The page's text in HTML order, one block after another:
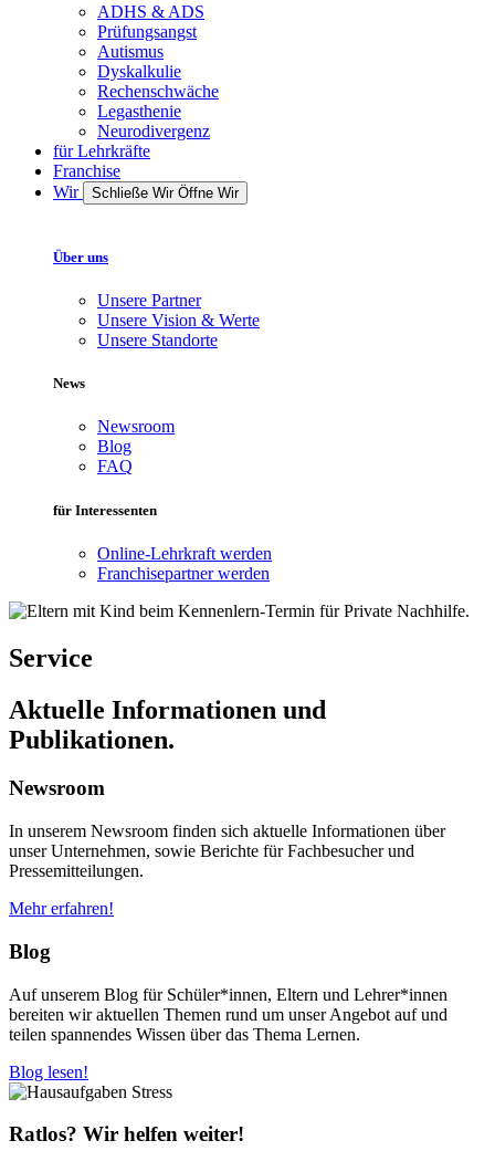
ADHS & ADS
Prüfungsangst
Autismus
Dyskalkulie
Rechenschwäche
Legasthenie
Neurodivergenz
für Lehrkräfte
Franchise
Wir
Schließe Wir Öffne Wir
Über uns
Unsere Partner
Unsere Vision & Werte
Unsere Standorte
News
Newsroom
Blog
FAQ
für Interessenten
Online-Lehrkraft werden
Franchisepartner werden
Service
Aktuelle Informationen und
Publikationen.
Newsroom
In unserem Newsroom finden sich aktuelle Informationen über
unser Unternehmen, sowie Berichte für Fachbesucher und
Pressemitteilungen.
Mehr erfahren!
Blog
Auf unserem Blog für Schüler*innen, Eltern und Lehrer*innen
bereiten wir aktuellen Themen rund um unser Angebot auf und
teilen spannendes Wissen über das Thema Lernen.
Blog lesen!
Ratlos? Wir helfen weiter!